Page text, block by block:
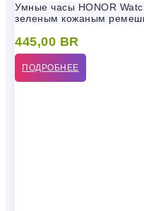
Умные часы HONOR
зеленым кожаным
445,00 BR
ПОДРОБНЕЕ